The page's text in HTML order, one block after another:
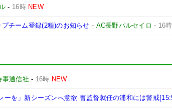
- 16時 NEW
チーム登録(2種)のお知らせ - AC長野パルセイロ - 16時
事通信社 - 16時 NEW
ーを」新シーズンへ意欲 曺監督就任の浦和には警戒